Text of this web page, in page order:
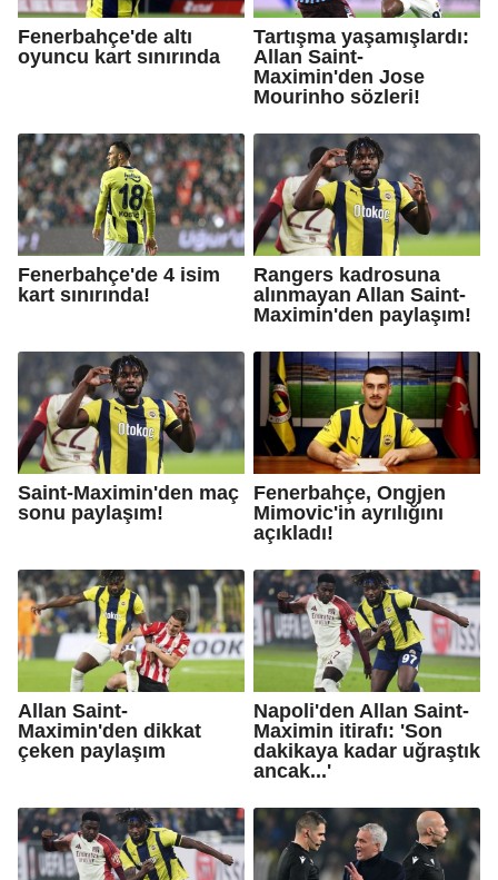
Fenerbahçe'de altı
oyuncu kart sınırında
Tartışma yaşamışlardı:
Allan Saint-
Maximin'den Jose
Mourinho sözleri!
Fenerbahçe'de 4 isim
kart sınırında!
Rangers kadrosuna
alınmayan Allan Saint-
Maximin'den paylaşım!
Saint-Maximin'den maç
sonu paylaşım!
Fenerbahçe, Ongjen
Mimovic'in ayrılığını
açıkladı!
Allan Saint-
Maximin'den dikkat
çeken paylaşım
Napoli'den Allan Saint-
Maximin itirafı: 'Son
dakikaya kadar uğraştık
ancak...'